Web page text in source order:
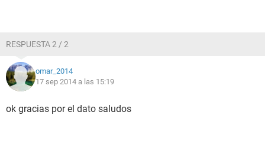
RESPUESTA 2 / 2
omar_2014
17 sep 2014 a las 15:19
ok gracias por el dato saludos